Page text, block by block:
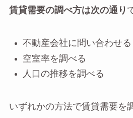
賃貸需要の調べ方は次の通り
不動産会社に問い合わせる
空室率を調べる
人口の推移を調べる
いずれかの方法で賃貸需要を